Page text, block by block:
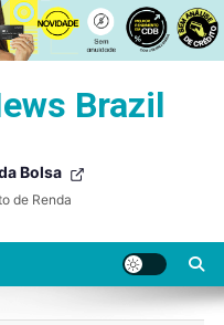
Brazil
Bolsa
de Renda